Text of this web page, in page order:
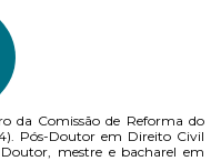
da Comissão de Reforma do
Pós-Doutor em Direito Civil
mestre e bacharel em